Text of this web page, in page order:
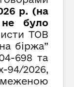
р. (на
було
ТОВ
біржа”
698 та
2026,